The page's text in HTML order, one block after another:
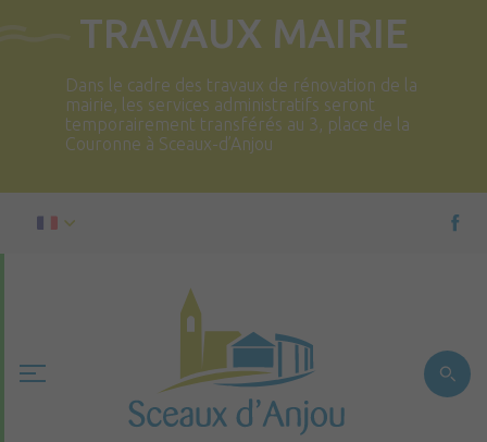
TRAVAUX MAIRIE
Dans le cadre des travaux de rénovation de la
mairie, les services administratifs seront
temporairement transférés au 3, place de la
Couronne à Sceaux-d’Anjou